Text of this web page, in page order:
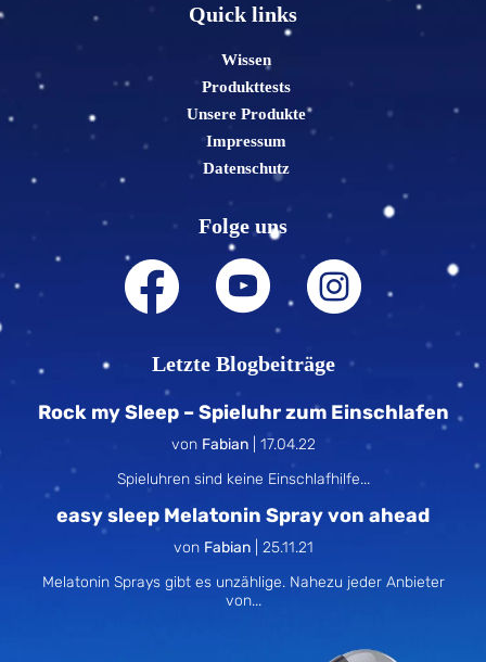
Quick links
Wissen
Produkttests
Unsere Produkte
Impressum
Datenschutz
Folge uns
Letzte Blogbeiträge
Rock my Sleep – Spieluhr zum Einschlafen
von Fabian| 17.04.22
Spieluhren sind keine Einschlafhilfe...
easy sleep Melatonin Spray von ahead
von Fabian| 25.11.21
Melatonin Sprays gibt es unzählige. Nahezu jeder Anbieter
von...